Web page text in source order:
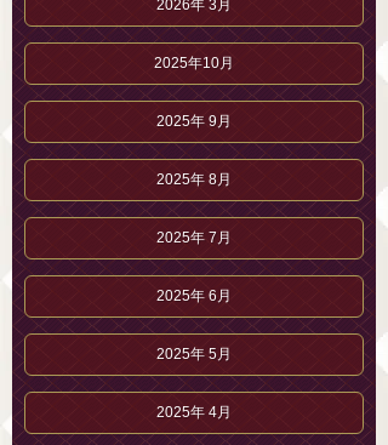
2026年 3月
2025年10月
2025年 9月
2025年 8月
2025年 7月
2025年 6月
2025年 5月
2025年 4月